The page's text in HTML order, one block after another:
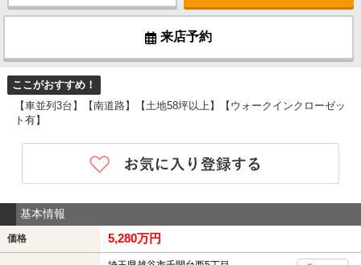
来店予約
ここがおすすめ！
【車並列3台】【南道路】【土地58坪以上】【ウォークインクローゼッ
ト有】
基本情報
価格 5,280万円